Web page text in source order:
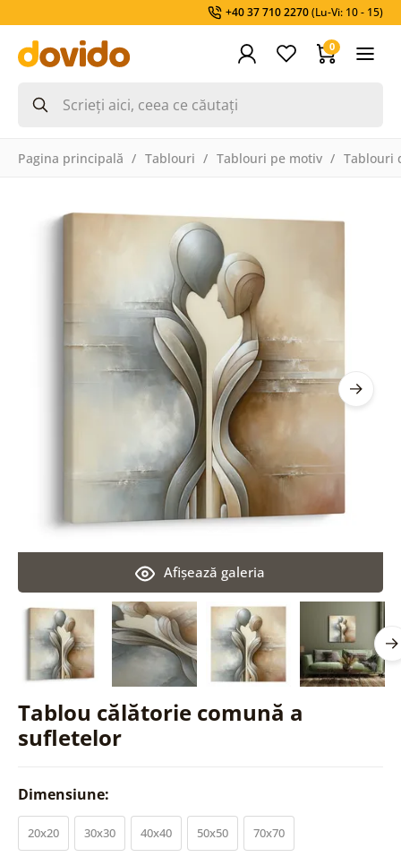
+40 37 710 2270(Lu-Vi: 10 - 15)
0
Pagina principală Tablouri Tablouri pe motiv Tablouri
Tablou călătorie comună a
sufletelor
Afişează galeria
Dimensiune:
20x20 30x30 40x40 50x50 70x70